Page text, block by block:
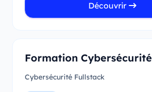
Découvrir
Formation Cybersécurité
Cybersécurité Fullstack